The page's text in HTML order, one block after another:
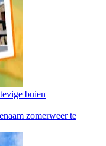
buien
zomerweer te